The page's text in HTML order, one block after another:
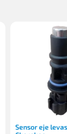
Sensor eje